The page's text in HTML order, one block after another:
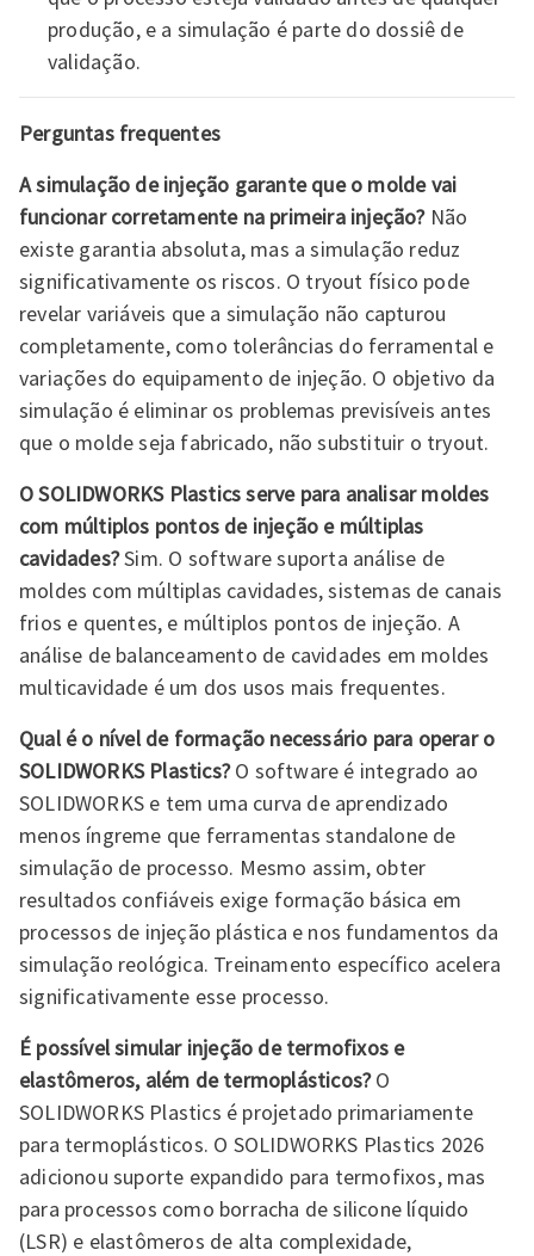
produção, e a simulação é parte do dossiê de
validação.
Perguntas frequentes
A simulação de injeção garante que o molde vai
funcionar corretamente na primeira injeção?Não
existe garantia absoluta, mas a simulação reduz
significativamente os riscos. O tryout físico pode
revelar variáveis que a simulação não capturou
completamente, como tolerâncias do ferramental e
variações do equipamento de injeção. O objetivo da
simulação é eliminar os problemas previsíveis antes
que o molde seja fabricado, não substituir o tryout.
O SOLIDWORKS Plastics serve para analisar moldes
com múltiplos pontos de injeção e múltiplas
cavidades?Sim. O software suporta análise de
moldes com múltiplas cavidades, sistemas de canais
frios e quentes, e múltiplos pontos de injeção. A
análise de balanceamento de cavidades em moldes
multicavidade é um dos usos mais frequentes.
Qual é o nível de formação necessário para operar o
SOLIDWORKS Plastics?O software é integrado ao
SOLIDWORKS e tem uma curva de aprendizado
menos íngreme que ferramentas standalone de
simulação de processo. Mesmo assim, obter
resultados confiáveis exige formação básica em
processos de injeção plástica e nos fundamentos da
simulação reológica. Treinamento específico acelera
significativamente esse processo.
É possível simular injeção de termofixos e
elastômeros, além de termoplásticos?O
SOLIDWORKS Plastics é projetado primariamente
para termoplásticos. O SOLIDWORKS Plastics 2026
adicionou suporte expandido para termofixos, mas
para processos como borracha de silicone líquido
(LSR) e elastômeros de alta complexidade,